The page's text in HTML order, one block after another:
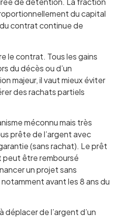
du capital
contrat continue de
le contrat. Tous les gains
du décès ou d’un
majeur, il vaut mieux éviter
des rachats partiels
méconnu mais très
prête de l’argent avec
(sans rachat). Le prêt
peut être remboursé
un projet sans
avant les 8 ans du
déplacer de l’argent d’un